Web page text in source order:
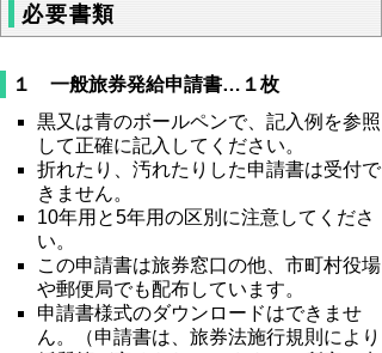
必要書類
１ 一般旅券発給申請書…１枚
黒又は青のボールペンで、記入例を参照
して正確に記入してください。
折れたり、汚れたりした申請書は受付で
きません。
10年用と5年用の区別に注意してくださ
い。
この申請書は旅券窓口の他、市町村役場
や郵便局でも配布しています。
申請書様式のダウンロードはできませ
ん。（申請書は、旅券法施行規則により